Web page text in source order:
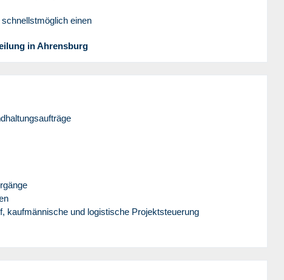
einen
in Ahrensburg
kaufmännische und logistische Projektsteuerung